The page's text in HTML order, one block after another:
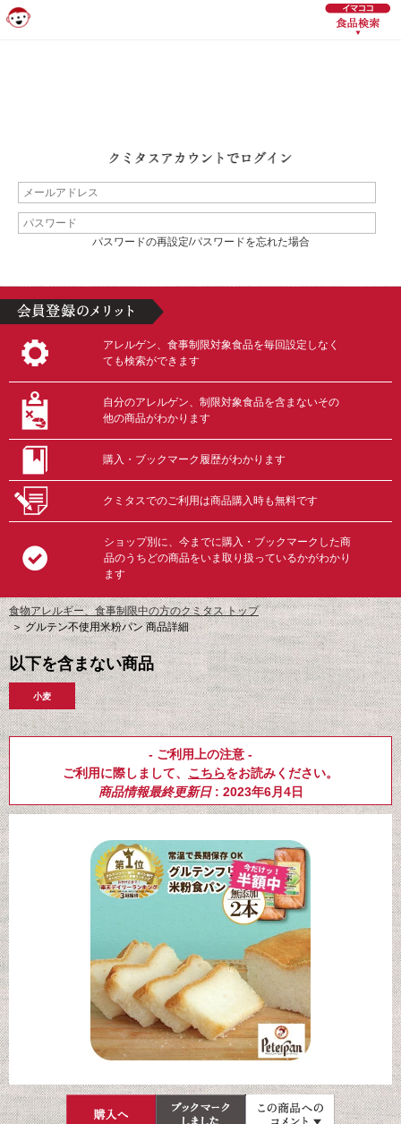
パスワードの再設定/パスワードを忘れた場合
アレルゲン、食事制限対象食品を毎回設定しなく
ても検索ができます
自分のアレルゲン、制限対象食品を含まないその
他の商品がわかります
購入・ブックマーク履歴がわかります
クミタスでのご利用は商品購入時も無料です
ショップ別に、今までに購入・ブックマークした商
品のうちどの商品をいま取り扱っているかがわかり
ます
食物アレルギー、食事制限中の方のクミタス トップ
＞グルテン不使用米粉パン 商品詳細
以下を含まない商品
小麦
- ご利用上の注意 -
ご利用に際しまして、 こちらをお読みください。
商品情報最終更新日: 2023年6月4日